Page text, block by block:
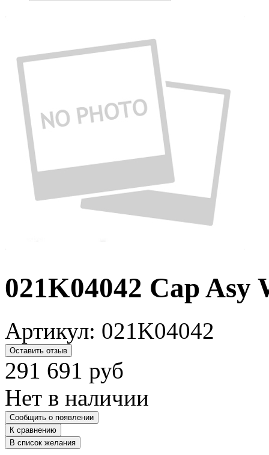
021K04042 Cap Asy
Артикул: 021K04042
Оставить отзыв
291 691 руб
Нет в наличии
Сообщить о появлении
К сравнению
В список желания